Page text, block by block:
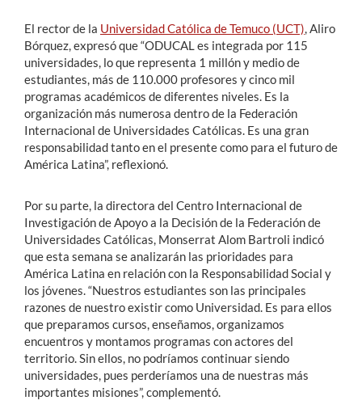
El rector de la Universidad Católica de Temuco (UCT) , Aliro
Bórquez, expresó que “ODUCAL es integrada por 115
universidades, lo que representa 1 millón y medio de
estudiantes, más de 110.000 profesores y cinco mil
programas académicos de diferentes niveles. Es la
organización más numerosa dentro de la Federación
Internacional de Universidades Católicas. Es una gran
responsabilidad tanto en el presente como para el futuro de
América Latina”, reflexionó.
Por su parte, la directora del Centro Internacional de
Investigación de Apoyo a la Decisión de la Federación de
Universidades Católicas, Monserrat Alom Bartroli indicó
que esta semana se analizarán las prioridades para
América Latina en relación con la Responsabilidad Social y
los jóvenes. “Nuestros estudiantes son las principales
razones de nuestro existir como Universidad. Es para ellos
que preparamos cursos, enseñamos, organizamos
encuentros y montamos programas con actores del
territorio. Sin ellos, no podríamos continuar siendo
universidades, pues perderíamos una de nuestras más
importantes misiones”, complementó.